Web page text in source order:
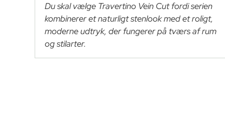
547.84
547.84
DKK
Du skal vælge Travertino Vein Cut fordi serien
kombinerer et naturligt stenlook med et roligt,
moderne udtryk, der fungerer på tværs af rum
og stilarter.